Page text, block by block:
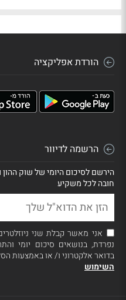
הורדת אפליקציה
הרשמה לדיוור
הירשם לסיכום היומי של שוק ההון
חובה לכל משקיע
אני מאשר קבלת שני
נפרדת, בנושאים סיכום יומי
בדואר אלקטרוני ו/ או באמצעות
השימוש